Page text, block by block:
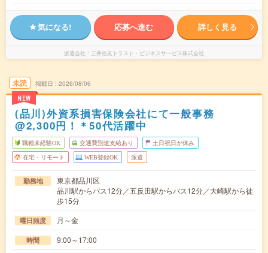
気になる! 応募へ進む 詳しく見る
派遣会社 三井住友トラスト・ビジネスサービス株式会社
未読
NEW
掲載日 2026/08/06
(品川)外資系損害保険会社にて一般事務
@2,300円！＊50代活躍中
職種未経験OK 交通費別途支給あり 土日祝日が休み
在宅・リモート WEB登録OK 派遣
勤務地
東京都品川区
品川駅からバス12分／五反田駅からバス12分／大崎駅から徒
歩15分
曜日頻度 月～金
時間 9:00～17:00